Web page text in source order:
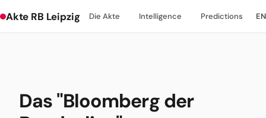
Akte RB Leipzig Die Akte Intelligence Predictions EN
Das "Bloomberg der